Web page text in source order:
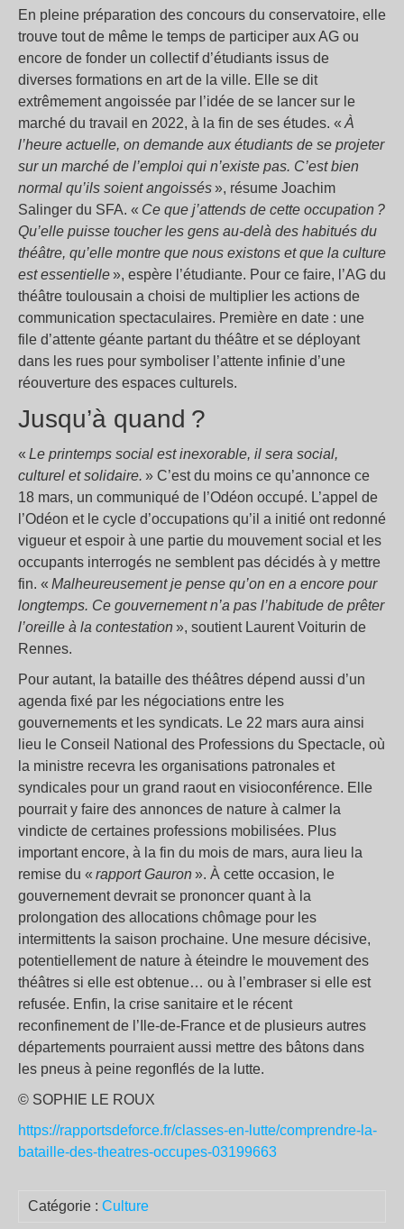
En pleine préparation des concours du conservatoire, elle
trouve tout de même le temps de participer aux AG ou
encore de fonder un collectif d’étudiants issus de
diverses formations en art de la ville. Elle se dit
extrêmement angoissée par l’idée de se lancer sur le
marché du travail en 2022, à la fin de ses études. « À
l’heure actuelle, on demande aux étudiants de se projeter
sur un marché de l’emploi qui n’existe pas. C’est bien
normal qu’ils soient angoissés», résume Joachim
Salinger du SFA. « Ce que j’attends de cette occupation ?
Qu’elle puisse toucher les gens au-delà des habitués du
théâtre, qu’elle montre que nous existons et que la culture
est essentielle», espère l’étudiante. Pour ce faire, l’AG du
théâtre toulousain a choisi de multiplier les actions de
communication spectaculaires. Première en date : une
file d’attente géante partant du théâtre et se déployant
dans les rues pour symboliser l’attente infinie d’une
réouverture des espaces culturels.
Jusqu’à quand ?
« Le printemps social est inexorable, il sera social,
culturel et solidaire. » C’est du moins ce qu’annonce ce
18 mars, un communiqué de l’Odéon occupé. L’appel de
l’Odéon et le cycle d’occupations qu’il a initié ont redonné
vigueur et espoir à une partie du mouvement social et les
occupants interrogés ne semblent pas décidés à y mettre
fin. « Malheureusement je pense qu’on en a encore pour
longtemps. Ce gouvernement n’a pas l’habitude de prêter
l’oreille à la contestation», soutient Laurent Voiturin de
Rennes.
Pour autant, la bataille des théâtres dépend aussi d’un
agenda fixé par les négociations entre les
gouvernements et les syndicats. Le 22 mars aura ainsi
lieu le Conseil National des Professions du Spectacle, où
la ministre recevra les organisations patronales et
syndicales pour un grand raout en visioconférence. Elle
pourrait y faire des annonces de nature à calmer la
vindicte de certaines professions mobilisées. Plus
important encore, à la fin du mois de mars, aura lieu la
remise du « rapport Gauron». À cette occasion, le
gouvernement devrait se prononcer quant à la
prolongation des allocations chômage pour les
intermittents la saison prochaine. Une mesure décisive,
potentiellement de nature à éteindre le mouvement des
théâtres si elle est obtenue… ou à l’embraser si elle est
refusée. Enfin, la crise sanitaire et le récent
reconfinement de l’Ile-de-France et de plusieurs autres
départements pourraient aussi mettre des bâtons dans
les pneus à peine regonflés de la lutte.
© SOPHIE LE ROUX
https://rapportsdeforce.fr/classes-en-lutte/comprendre-la-
bataille-des-theatres-occupes-03199663
Catégorie : Culture